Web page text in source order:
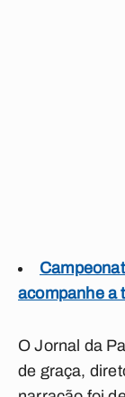
acompanhe a
O Jornal da
de graça,